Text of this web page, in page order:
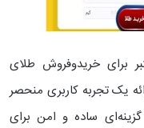
برای خریدوفروش طلای
یک تجربه کاربری منحصر
ساده و امن برای